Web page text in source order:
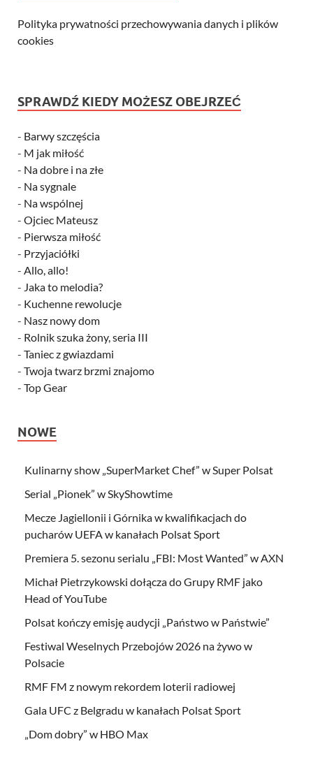
Polityka prywatności przechowywania danych i plików
cookies
SPRAWDŹ KIEDY MOŻESZ OBEJRZEĆ
- Barwy szczęścia
- M jak miłość
- Na dobre i na złe
- Na sygnale
- Na wspólnej
- Ojciec Mateusz
- Pierwsza miłość
- Przyjaciółki
- Allo, allo!
- Jaka to melodia?
- Kuchenne rewolucje
- Nasz nowy dom
- Rolnik szuka żony, seria III
- Taniec z gwiazdami
- Twoja twarz brzmi znajomo
- Top Gear
NOWE
Kulinarny show „SuperMarket Chef” w Super Polsat
Serial „Pionek” w SkyShowtime
Mecze Jagiellonii i Górnika w kwalifikacjach do
pucharów UEFA w kanałach Polsat Sport
Premiera 5. sezonu serialu „FBI: Most Wanted” w AXN
Michał Pietrzykowski dołącza do Grupy RMF jako
Head of YouTube
Polsat kończy emisję audycji „Państwo w Państwie”
Festiwal Weselnych Przebojów 2026 na żywo w
Polsacie
RMF FM z nowym rekordem loterii radiowej
Gala UFC z Belgradu w kanałach Polsat Sport
„Dom dobry” w HBO Max